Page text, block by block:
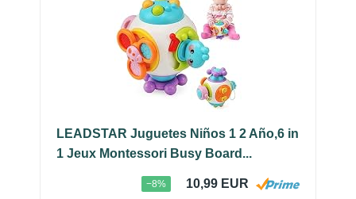
LEADSTAR Juguetes Niños 1 2 Año,6 in
1 Jeux Montessori Busy Board...
−8% 10,99 EUR